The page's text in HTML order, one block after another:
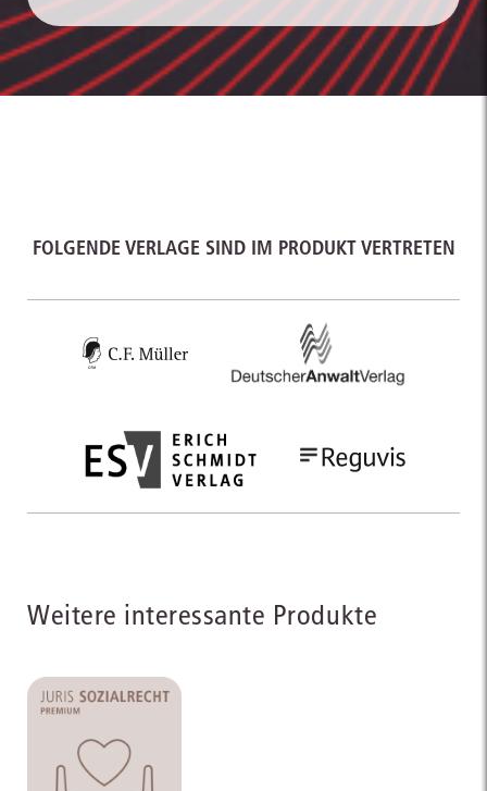
FOLGENDE VERLAGE SIND IM PRODUKT VERTRETEN
Weitere interessante Produkte